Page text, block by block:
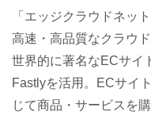
「エッジクラウドネッ
高速・高品質なクラウ
世界的に著名なECサイ
Fastlyを活用。ECサイ
じて商品・サービスを